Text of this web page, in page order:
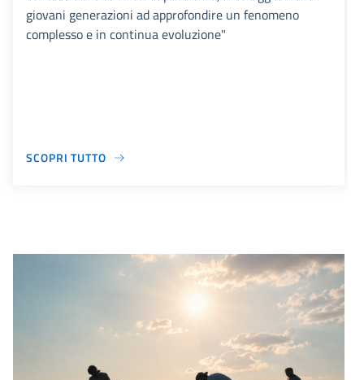
giovani generazioni ad approfondire un fenomeno
complesso e in continua evoluzione"
SCOPRI TUTTO